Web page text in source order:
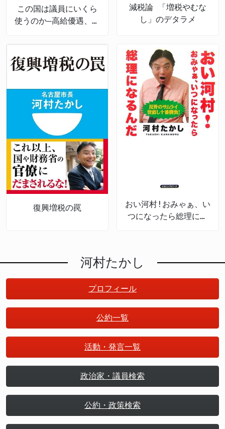
この国は議員にいくら
使うのか―高給優遇、特
勤」の不思議
減税論 「増税やむな
し」のデタラメ
復興増税の罠
おい河村!おみゃぁ、い
つになったら総理にな
河村たかし
プロフィール
公約一覧
活動・発言一覧
政治家・議員検索
公約・政策検索